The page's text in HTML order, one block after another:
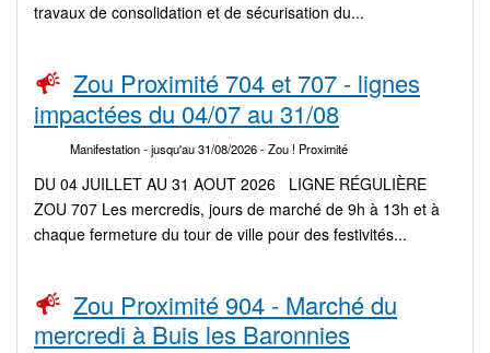
travaux de consolidation et de sécurisation du...
Zou Proximité 704 et 707 - lignes
impactées du 04/07 au 31/08
Manifestation- jusqu'au 31/08/2026- Zou ! Proximité
DU 04 JUILLET AU 31 AOUT 2026 LIGNE RÉGULIÈRE
ZOU 707 Les mercredis, jours de marché de 9h à 13h et à
chaque fermeture du tour de ville pour des festivités...
Zou Proximité 904 - Marché du
mercredi à Buis les Baronnies